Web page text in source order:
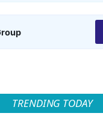
TRENDING TODAY